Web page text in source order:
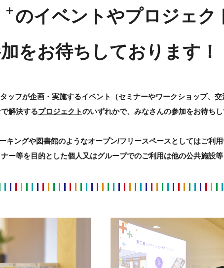
＋のイベントやプロジェク
をお待ちしております！
ッフが企画・実施するイベント
（セミナーやワークショップ、
解決するプロジェクトのいずれかで、みなさんの参加をお待ちし
キングや図書館のようなオープン/フリースペースとしてはご利用
ー等を目的とした個人又はグループでのご利用は他の公共施設等